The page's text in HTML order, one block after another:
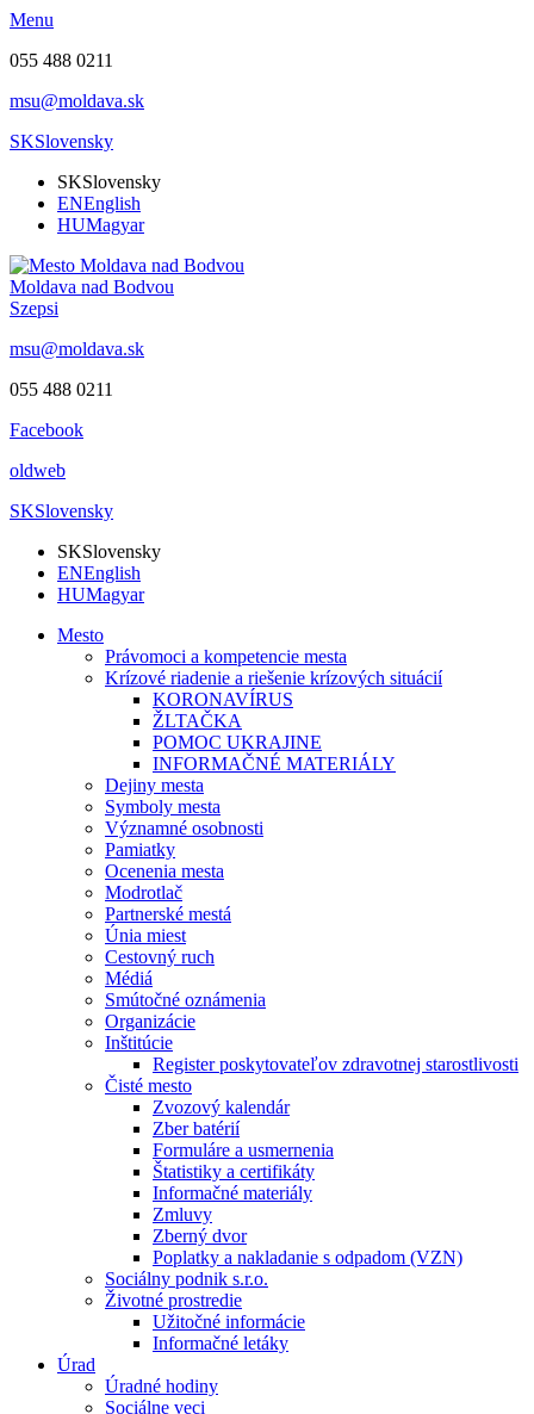
Menu
055 488 0211
msu@moldava.sk
SKSlovensky
SKSlovensky
ENEnglish
HUMagyar
Moldava nad Bodvou
Szepsi
msu@moldava.sk
055 488 0211
Facebook
oldweb
SKSlovensky
SKSlovensky
ENEnglish
HUMagyar
Mesto
Právomoci a kompetencie mesta
Krízové riadenie a riešenie krízových situácií
KORONAVÍRUS
ŽLTAČKA
POMOC UKRAJINE
INFORMAČNÉ MATERIÁLY
Dejiny mesta
Symboly mesta
Významné osobnosti
Pamiatky
Ocenenia mesta
Modrotlač
Partnerské mestá
Únia miest
Cestovný ruch
Médiá
Smútočné oznámenia
Organizácie
Inštitúcie
Register poskytovateľov zdravotnej starostlivosti
Čisté mesto
Zvozový kalendár
Zber batérií
Formuláre a usmernenia
Štatistiky a certifikáty
Informačné materiály
Zmluvy
Zberný dvor
Poplatky a nakladanie s odpadom (VZN)
Sociálny podnik s.r.o.
Životné prostredie
Užitočné informácie
Informačné letáky
Úrad
Úradné hodiny
Sociálne veci